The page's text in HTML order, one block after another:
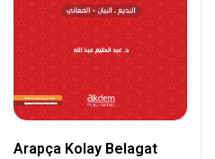
Arapça Kolay Belagat